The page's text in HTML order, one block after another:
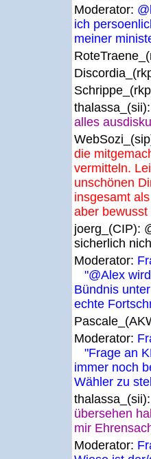
Moderator:
ich
meiner
thalassa_(sii):
alles
die
vermitteln.
unschönen
insgesamt
aber
joerg_(CIP):
sicherlich
Moderator:
"@Alex
Bündnis
echte
Moderator:
"Frage an
immer noch
Wähler zu
thalassa_(sii):
übersehen
mir
Moderator: